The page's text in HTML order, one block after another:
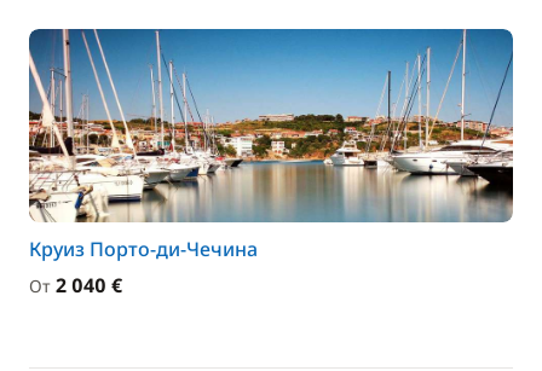
Круиз Порто-ди-Чечина
От 2 040 €